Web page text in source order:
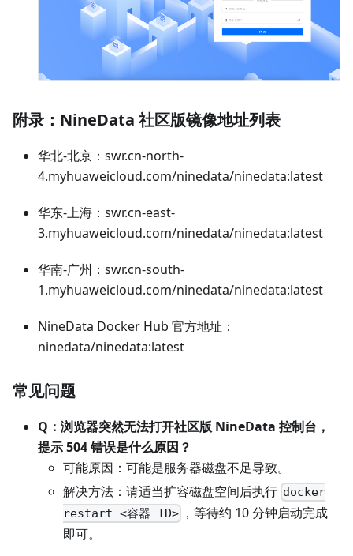
附录：NineData 社区版镜像地址列表
华北-北京：swr.cn-north-
4.myhuaweicloud.com/ninedata/ninedata:latest
华东-上海：swr.cn-east-
3.myhuaweicloud.com/ninedata/ninedata:latest
华南-广州：swr.cn-south-
1.myhuaweicloud.com/ninedata/ninedata:latest
NineData Docker Hub 官方地址：
ninedata/ninedata:latest
常见问题
Q：浏览器突然无法打开社区版 NineData 控制台，
提示 504 错误是什么原因？
可能原因：可能是服务器磁盘不足导致。
解决方法：请适当扩容磁盘空间后执行 docker
restart <容器 ID> ，等待约 10 分钟启动完成
即可。